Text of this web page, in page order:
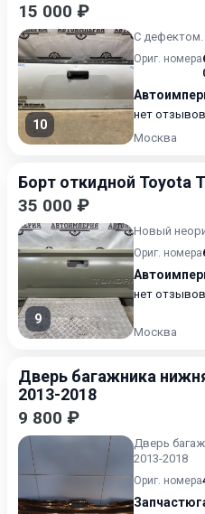
15 000 ₽
10
С дефектом.
Ориг. номера
нет отзывов
Москва
Борт откидной Toyota
35 000 ₽
9
Новый
Ориг. номера
нет отзывов
Москва
Дверь багажника
2013-2018
9 800 ₽
Дверь
2013-2018
Ориг. номера